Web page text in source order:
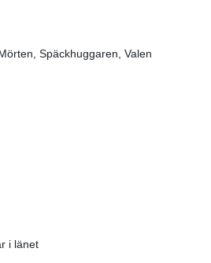
Späckhuggaren, Valen
i länet